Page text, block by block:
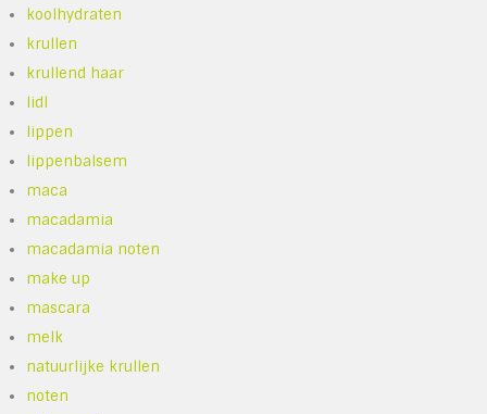
koolhydraten
krullen
krullend haar
lidl
lippen
lippenbalsem
maca
macadamia
macadamia noten
make up
mascara
melk
natuurlijke krullen
noten